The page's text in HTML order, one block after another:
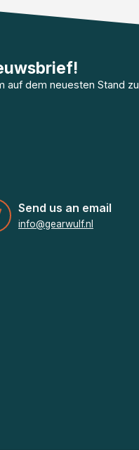
auf dem neuesten Stand zu
Send us an email
info@gearwulf.nl